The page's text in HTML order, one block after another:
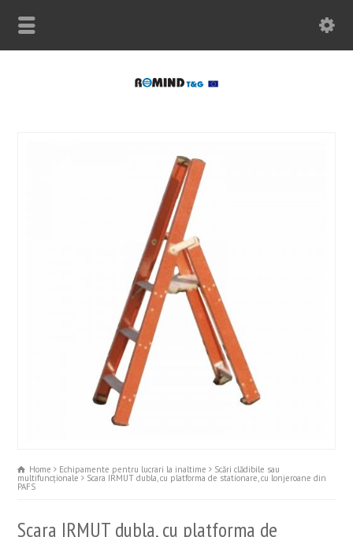
Home Echipamente pentru lucrari la inaltime Scări clădibile sau
multifuncţionale Scara IRMUT dubla, cu platforma de stationare, cu lonjeroane din
PAFS
Scara IRMUT dubla, cu platforma de